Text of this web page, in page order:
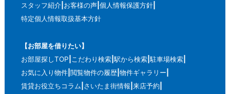
スタッフ紹介 お客様の声 個人情報保護方針
特定個人情報取扱基本方針
【お部屋を借りたい】
お部屋探しTOP こだわり検索 駅から検索 駐車場検索
お気に入り物件 閲覧物件の履歴 物件ギャラリー
賃貸お役立ちコラム さいたま街情報 来店予約